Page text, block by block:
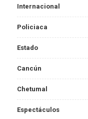
Internacional
Policiaca
Estado
Cancún
Chetumal
Espectáculos